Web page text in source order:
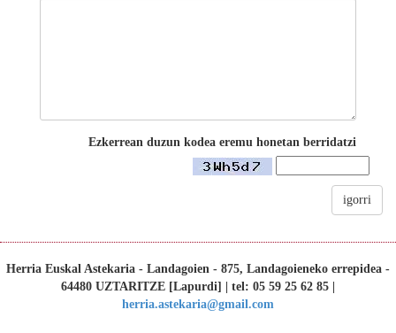
Ezkerrean duzun kodea eremu honetan berridatzi
igorri
Herria Euskal Astekaria - Landagoien - 875, Landagoieneko errepidea -
64480 UZTARITZE [Lapurdi] | tel: 05 59 25 62 85 |
herria.astekaria@gmail.com